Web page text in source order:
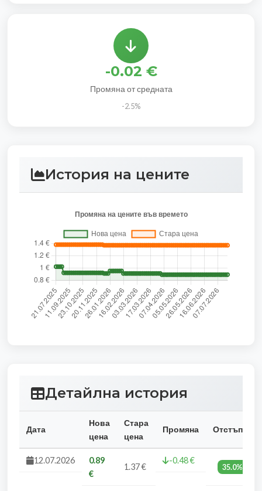
-0.02 €
Промяна от средната
-2.5%
История на цените
Детайлна история
Дата
Нова
цена
Стара
цена
Промяна Отстъпка
12.07.2026
0.89
€
1.37 €
-0.48 €
35.0%